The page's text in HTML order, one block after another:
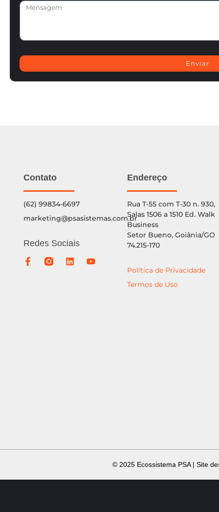
Enviar
Endereço
Rua T-55 com T-30 n. 930,
Salas 1506 a 1510 Ed. Walk
Business
Setor Bueno, Goiânia/GO
74.215-170
Política de Privacidade
Termos de Uso
Contato
(62) 99834-6697
marketing@psasistemas.com.br
Redes Sociais
© 2025 Ecossistema PSA | Site